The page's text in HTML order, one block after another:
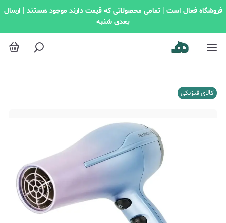
فروشگاه فعال است | تمامی محصولاتی که قیمت دارند موجود هستند | ارسال
بعدی شنبه
کالای فیزیکی